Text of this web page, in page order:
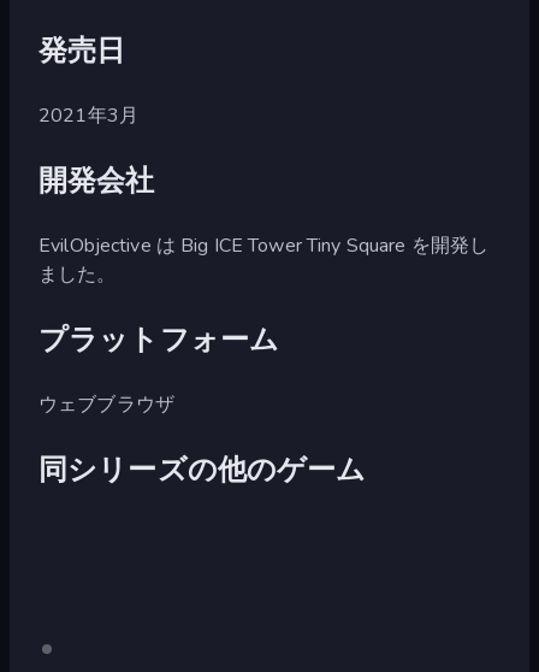
発売日
2021年3月
開発会社
EvilObjective は Big ICE Tower Tiny Square を開発し
ました。
プラットフォーム
ウェブブラウザ
同シリーズの他のゲーム
Big
デ